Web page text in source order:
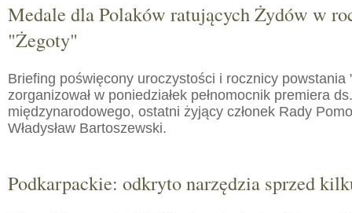
Medale dla Polaków ratujących Żydów w
"Żegoty"
Briefing poświęcony uroczystości i rocznicy powstania
zorganizował w poniedziałek pełnomocnik premiera
międzynarodowego, ostatni żyjący członek Rady
Władysław Bartoszewski.
Podkarpackie: odkryto narzędzia sprzed